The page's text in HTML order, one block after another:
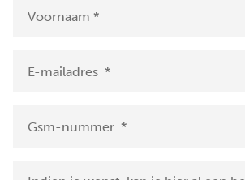
Waardebepaling